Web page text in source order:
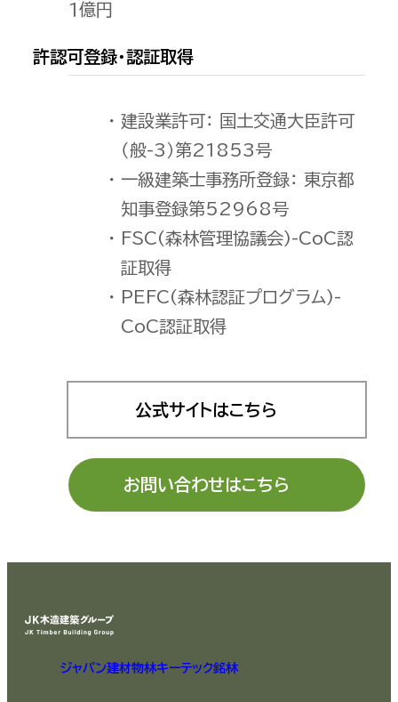
１億円
許認可登録・認証取得
建設業許可： 国土交通大臣許可
（般-3）第21853号
一級建築士事務所登録： 東京都
知事登録第52968号
FSC(森林管理協議会)-CoC認
証取得
PEFC(森林認証プログラム)-
CoC認証取得
公式サイトはこちら
お問い合わせはこちら
ジャパン建材物林キーテック銘林